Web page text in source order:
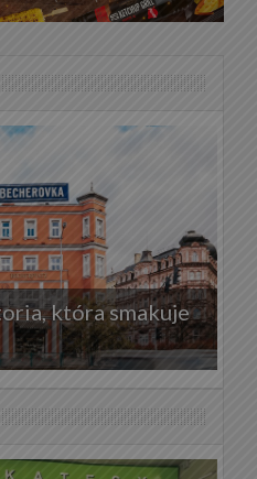
która smakuje